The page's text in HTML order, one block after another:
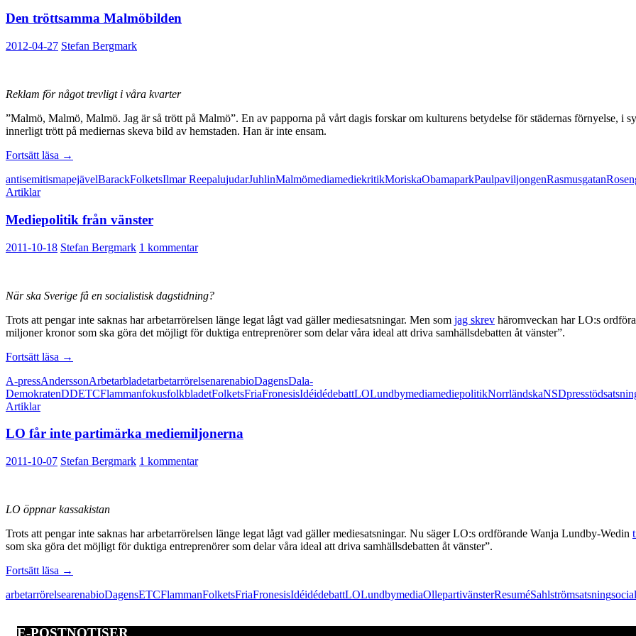
Den tröttsamma Malmöbilden
2012-04-27 Stefan Bergmark
Reklam för något trevligt i våra kvarter
”Malmö, Malmö, Malmö. Jag är så trött på Malmö”. En av papporna på vårt dagis forskar om kulturens betydelse för städernas förnyelse, i
innerligt trött på mediernas skeva bild av hemstaden. Han är inte ensam.
Fortsätt läsa Den
Malmöbilden
→
antisemitismapejävelBarackFolketsIlmar ReepalujudarJuhlinMalmömediamediekritikMoriskaObamaparkPaulpaviljongenRasmusgatan
Artiklar
Mediepolitik från vänster
2011-10-18 Stefan Bergmark 1 kommentar
När ska Sverige få en socialistisk dagstidning?
Trots att pengar inte saknas har arbetarrörelsen länge legat lågt vad gäller mediesatsningar. Men som jag skrev häromveckan har LO:s
miljoner kronor som ska göra det möjligt för duktiga entreprenörer som delar våra ideal att driva samhällsdebatten åt vänster”.
Fortsätt läsa Mediepolitik
vänster
→
A-pressAnderssonArbetarbladetarbetarrörelsenarenabioDagensDala-
DemokratenDDETCFlammanfokusfolkbladetFolketsFriaFronesisIdéidédebattLOLundbymediamediepolitikNorrländskaNSDpresstöd
Artiklar
LO får inte partimärka mediemiljonerna
2011-10-07 Stefan Bergmark 1 kommentar
LO öppnar kassakistan
Trots att pengar inte saknas har arbetarrörelsen länge legat lågt vad gäller mediesatsningar. Nu säger LO:s ordförande Wanja Lundby-Wedin
som ska göra det möjligt för duktiga entreprenörer som delar våra ideal att driva samhällsdebatten åt vänster”.
Fortsätt läsa LO
inte
→
arbetarrörelsearenabioDagensETCFlammanFolketsFriaFronesisIdéidédebattLOLundbymediaOllepartivänsterResuméSahlströmsatsning
E-POSTNOTISER